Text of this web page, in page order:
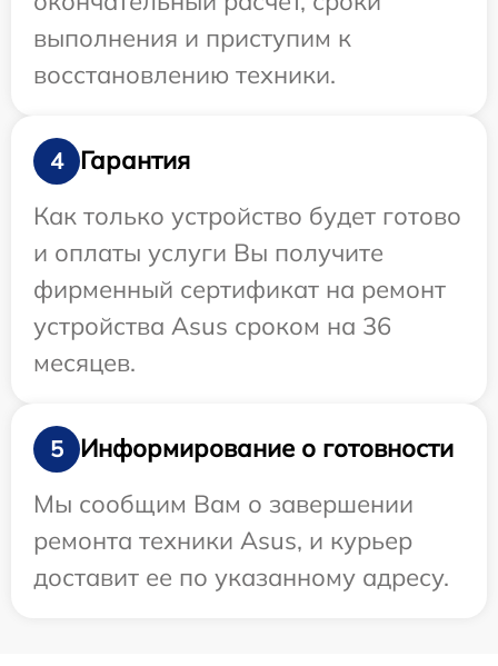
выполнения и приступим к
восстановлению техники.
4
Гарантия
Как только устройство будет готово
и оплаты услуги Вы получите
фирменный сертификат на ремонт
устройства Asus сроком на 36
месяцев.
5
Информирование о готовности
Мы сообщим Вам о завершении
ремонта техники Asus, и курьер
доставит ее по указанному адресу.